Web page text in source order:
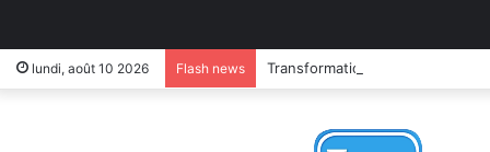
lundi, août 10 2026 Flash news Transformation numérique : le